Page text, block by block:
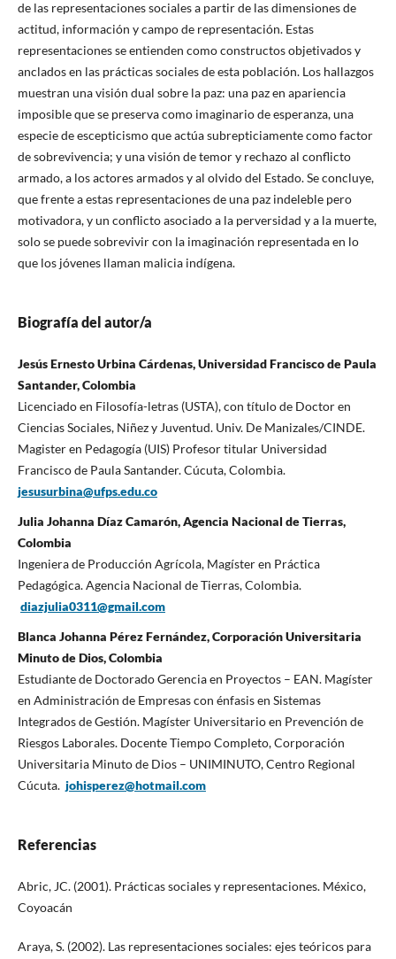
de las representaciones sociales a partir de las dimensiones de
actitud, información y campo de representación. Estas
representaciones se entienden como constructos objetivados y
anclados en las prácticas sociales de esta población. Los hallazgos
muestran una visión dual sobre la paz: una paz en apariencia
imposible que se preserva como imaginario de esperanza, una
especie de escepticismo que actúa subrepticiamente como factor
de sobrevivencia; y una visión de temor y rechazo al conflicto
armado, a los actores armados y al olvido del Estado. Se concluye,
que frente a estas representaciones de una paz indeleble pero
motivadora, y un conflicto asociado a la perversidad y a la muerte,
solo se puede sobrevivir con la imaginación representada en lo
que los jóvenes llaman malicia indígena.
Biografía del autor/a
Jesús Ernesto Urbina Cárdenas, Universidad Francisco de Paula
Santander, Colombia
Licenciado en Filosofía-letras (USTA), con título de Doctor en
Ciencias Sociales, Niñez y Juventud. Univ. De Manizales/CINDE.
Magister en Pedagogía (UIS) Profesor titular Universidad
Francisco de Paula Santander. Cúcuta, Colombia.
jesusurbina@ufps.edu.co
Julia Johanna Díaz Camarón, Agencia Nacional de Tierras,
Colombia
Ingeniera de Producción Agrícola, Magíster en Práctica
Pedagógica. Agencia Nacional de Tierras, Colombia.
diazjulia0311@gmail.com
Blanca Johanna Pérez Fernández, Corporación Universitaria
Minuto de Dios, Colombia
Estudiante de Doctorado Gerencia en Proyectos – EAN. Magíster
en Administración de Empresas con énfasis en Sistemas
Integrados de Gestión. Magíster Universitario en Prevención de
Riesgos Laborales. Docente Tiempo Completo, Corporación
Universitaria Minuto de Dios – UNIMINUTO, Centro Regional
Cúcuta. johisperez@hotmail.com
Referencias
Abric, JC. (2001). Prácticas sociales y representaciones. México,
Coyoacán
Araya, S. (2002). Las representaciones sociales: ejes teóricos para